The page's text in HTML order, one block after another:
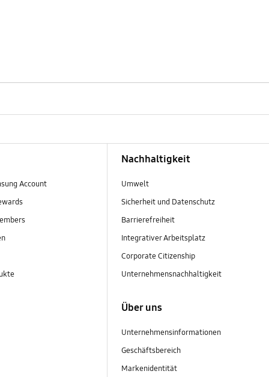
Account
Nachhaltigkeit
Umwelt
Sicherheit und Datenschutz
Barrierefreiheit
Integrativer Arbeitsplatz
Corporate Citizenship
Unternehmensnachhaltigkeit
Über uns
Unternehmensinformationen
Geschäftsbereich
Markenidentität